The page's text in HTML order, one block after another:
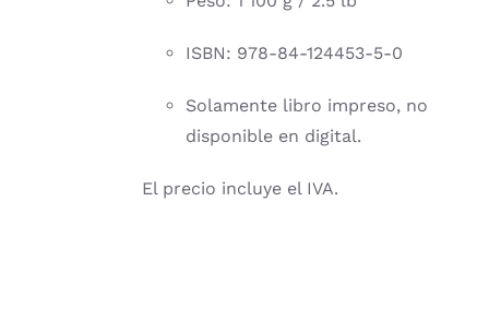
ISBN: 978-84-124453-5-0
Solamente libro impreso, no
disponible en digital.
El precio incluye el IVA.